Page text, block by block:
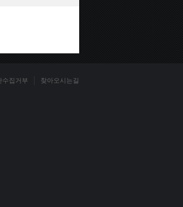
수집거부 찾아오시는길